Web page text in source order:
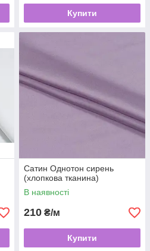
Купити
Сатин Однотон сирень
(хлопкова тканина)
В наявності
210 ₴/м
Купити